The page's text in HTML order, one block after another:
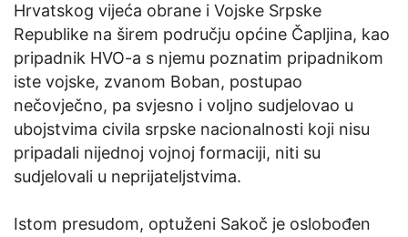
Hrvatskog vijeća obrane i Vojske Srpske
Republike na širem području općine Čapljina, kao
pripadnik HVO-a s njemu poznatim pripadnikom
iste vojske, zvanom Boban, postupao
nečovječno, pa svjesno i voljno sudjelovao u
ubojstvima civila srpske nacionalnosti koji nisu
pripadali nijednoj vojnoj formaciji, niti su
sudjelovali u neprijateljstvima.
Istom presudom, optuženi Sakoč je oslobođen